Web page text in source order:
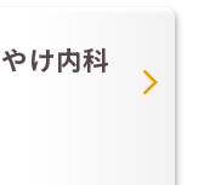
け内科